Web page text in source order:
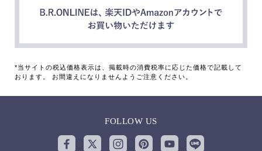
*当サイトの税込価格表示は、掲載時の消費税率に応じた価格で記載して
おります。 お間違えになりませんようご注意ください。
FOLLOW US